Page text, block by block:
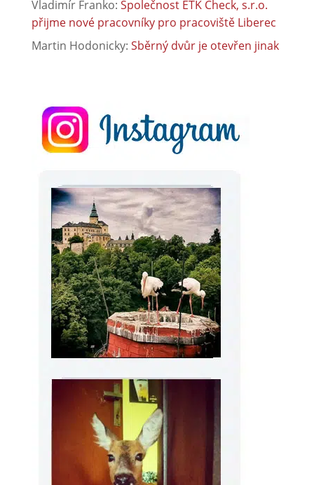
Vladimír Franko: Společnost ETK Check, s.r.o.
přijme nové pracovníky pro pracoviště Liberec
Martin Hodonicky: Sběrný dvůr je otevřen jinak